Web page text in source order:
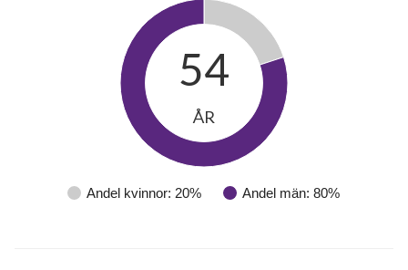
Andel kvinnor: 20% Andel män: 80%
54
ÅR